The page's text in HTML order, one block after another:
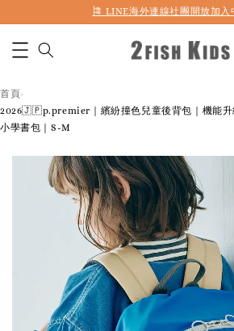
首購折50 ｜ 滿1,500 免運 ｜ 滿2,900 折
首頁›
2026🇯🇵p.premier｜繽紛撞色兒童後背包｜機能升
小學書包｜S-M